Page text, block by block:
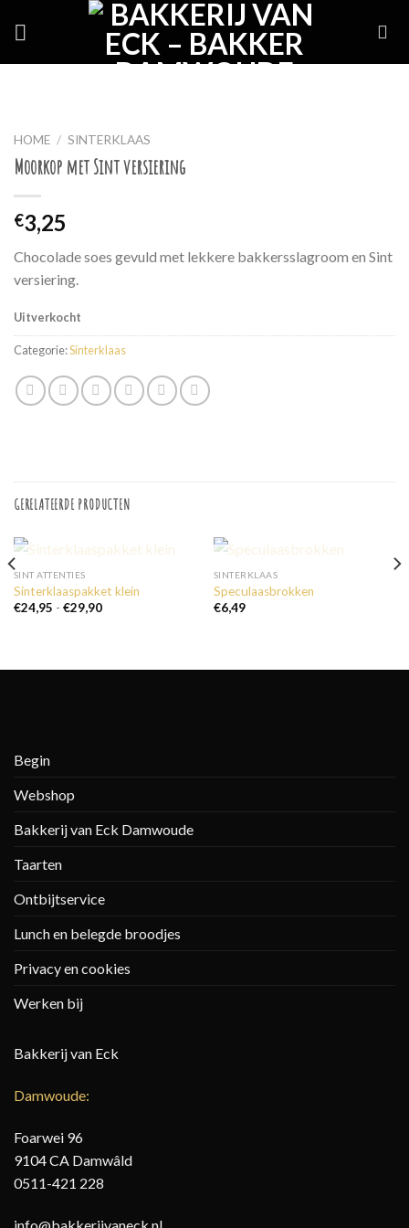
HOME / SINTERKLAAS
Moorkop met Sint versiering
€3,25
Chocolade soes gevuld met lekkere bakkersslagroom en Sint
versiering.
Uitverkocht
Categorie:Sinterklaas
GERELATEERDE PRODUCTEN
UITVERKOCHT
SINT ATTENTIES
Sinterklaaspakket klein
€24,95 - €29,90Prijsklasse:
UITVERKOCHT
SINTERKLAAS
Speculaasbrokken
€6,49
Begin
Webshop
Bakkerij van Eck Damwoude
Taarten
Ontbijtservice
Lunch en belegde broodjes
Privacy en cookies
Werken bij
Bakkerij van Eck
Damwoude:
Foarwei 96
9104 CA Damwâld
0511-421 228
info@bakkerijvaneck.nl